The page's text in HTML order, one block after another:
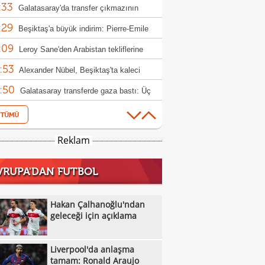
Galatasaray'da transfer çıkmazının
'Osimhen'
Beşiktaş'a büyük indirim: Pierre-Emile
Leroy Sane'den Arabistan tekliflerine
Alexander Nübel, Beşiktaş'ta kaleci
bitirdi!
Galatasaray transferde gaza bastı: Üç
için hamleİsmail Kartal: "O sezon bu sezon!"
Fenerbahçe'den İsmail Yüksek kararı!
bekliyorum"
Diego Simeone, Victor Osimhen'den
Galatasaray'dan Batrakov için yeni teklif!
Fenerbahçe'de kader adamı Talisca
Fenerbahçe, Real Madrid ile anlaştı! Sıra
Reklam
FUTBOL
Hakan Çalhanoğlu'ndan
geleceği için açıklama
Liverpool'da anlaşma
tamam: Ronald Araujo